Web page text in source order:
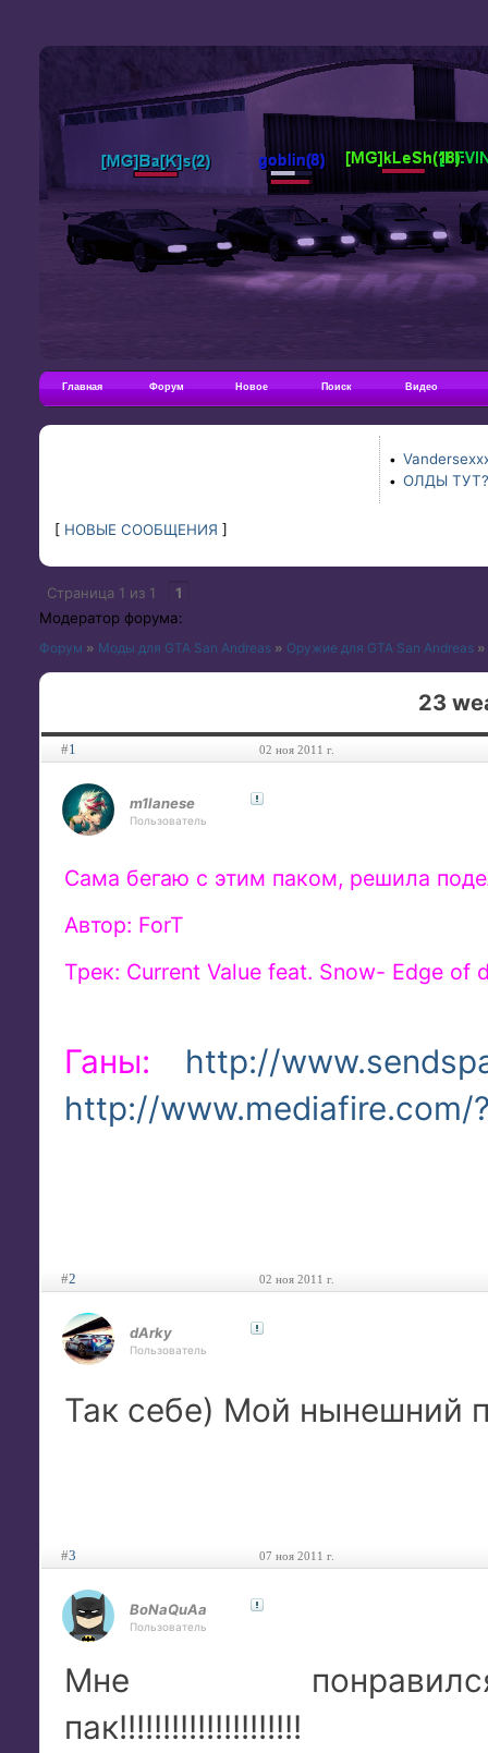
Главная Форум Новое Поиск Видео
•
• ОЛДЫ
[ НОВЫЕ СООБЩЕНИЯ ]
Страница 1 из 1
1
Модератор форума:
Форум » Моды для GTA San Andreas » Оружие для GTA San Andreas »
23
#1 02 ноя 2011 г.
m1lanese
Пользователь
Сама бегаю с этим паком, решила
Автор: ForT
Трек: Current Value feat. Snow- Edge of
Ганы:
http://
http://www.mediafire.com/
#2 02 ноя 2011 г.
dArky
Пользователь
Так себе) Мой нынешний
#3 07 ноя 2011 г.
BoNaQuAa
Пользователь
Мне
пак!!!!!!!!!!!!!!!!!!!!!